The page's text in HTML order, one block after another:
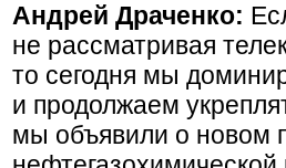
Андрей Драченко:
не рассматривая
то сегодня мы
и продолжаем
мы объявили о новом